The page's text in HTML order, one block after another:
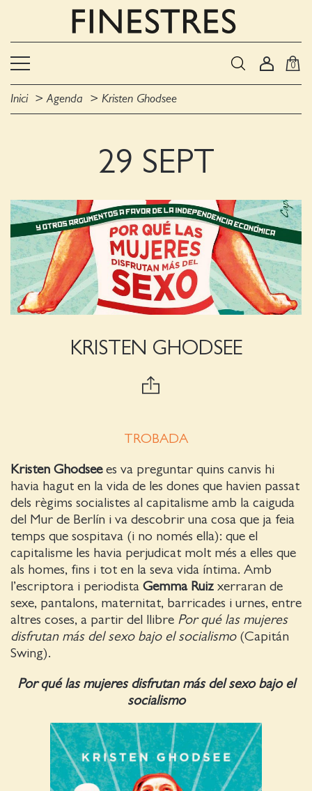
0
Inici Agenda Kristen Ghodsee
29 SEPT
KRISTEN GHODSEE
TROBADA
Kristen Ghodseees va preguntar quins canvis hi
havia hagut en la vida de les dones que havien passat
dels règims socialistes al capitalisme amb la caiguda
del Mur de Berlín i va descobrir una cosa que ja feia
temps que sospitava (i no només ella): que el
capitalisme les havia perjudicat molt més a elles que
als homes, fins i tot en la seva vida íntima. Amb
l’escriptora i periodista Gemma Ruiz xerraran de
sexe, pantalons, maternitat, barricades i urnes, entre
altres coses, a partir del llibre Por qué las mujeres
disfrutan más del sexo bajo el socialismo(Capitán
Swing).
Por qué las mujeres disfrutan más del sexo bajo el
socialismo